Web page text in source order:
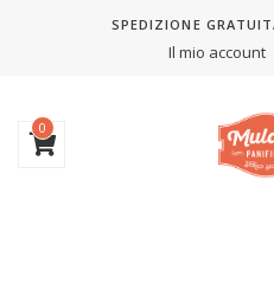
SPEDIZIONE
Il mio account
0